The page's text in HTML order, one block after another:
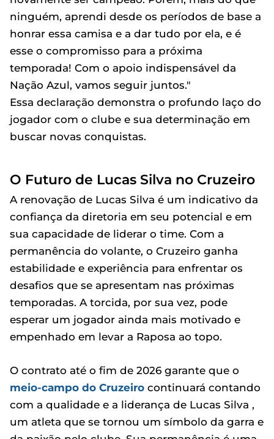
ninguém, aprendi desde os períodos de base a
honrar essa camisa e a dar tudo por ela, e é
esse o compromisso para a próxima
temporada! Com o apoio indispensável da
Nação Azul, vamos seguir juntos."
Essa declaração demonstra o profundo laço do
jogador com o clube e sua determinação em
buscar novas conquistas.
O Futuro de Lucas Silva no Cruzeiro
A renovação de Lucas Silva é um indicativo da
confiança da diretoria em seu potencial e em
sua capacidade de liderar o time. Com a
permanência do volante, o Cruzeiro ganha
estabilidade e experiência para enfrentar os
desafios que se apresentam nas próximas
temporadas. A torcida, por sua vez, pode
esperar um jogador ainda mais motivado e
empenhado em levar a Raposa ao topo.
O contrato até o fim de 2026 garante que o
meio-campo do Cruzeiro continuará contando
com a qualidade e a liderança de Lucas Silva ,
um atleta que se tornou um símbolo da garra e